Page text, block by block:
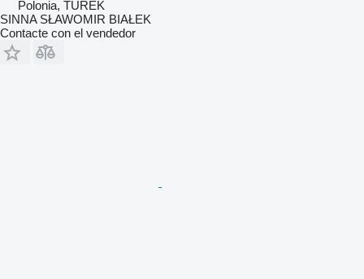
Polonia, TUREK
SINNA SŁAWOMIR BIAŁEK
Contacte con el vendedor